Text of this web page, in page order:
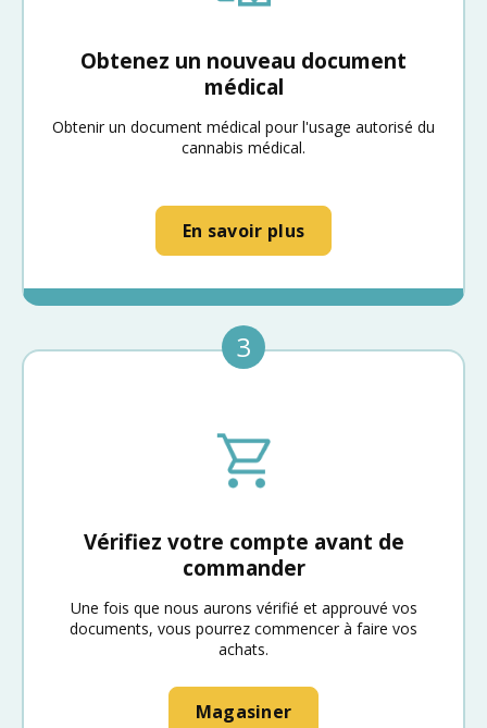
Obtenez un nouveau document
médical
Obtenir un document médical pour l'usage autorisé du
cannabis médical.
En savoir plus
3
Vérifiez votre compte avant de
commander
Une fois que nous aurons vérifié et approuvé vos
documents, vous pourrez commencer à faire vos
achats.
Magasiner